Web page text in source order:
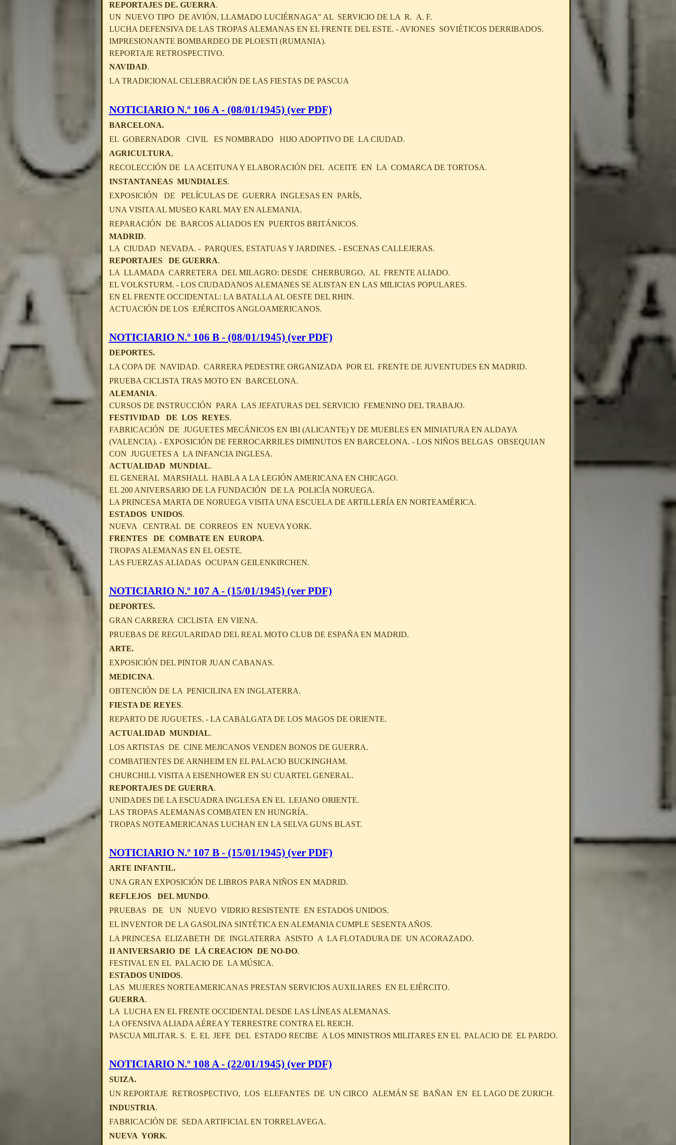
REPORTAJES DE. GUERRA.
UN NUEVO TIPO DE AVIÓN, LLAMADO LUCIÉRNAGA" AL SERVICIO DE LA R. A. F.
LUCHA DEFENSIVA DE LAS TROPAS ALEMANAS EN EL FRENTE DEL ESTE. - AVIONES SOVIÉTICOS DERRIBADOS.
IMPRESIONANTE BOMBARDEO DE PLOESTI (RUMANIA).
REPORTAJE RETROSPECTIVO.
NAVIDAD.
LA TRADICIONAL CELEBRACIÓN DE LAS FIESTAS DE PASCUA
NOTICIARIO N.º 106 A - (08/01/1945) (ver PDF)
BARCELONA.
EL GOBERNADOR CIVIL ES NOMBRADO HIJO ADOPTIVO DE LA CIUDAD.
AGRICULTURA,
RECOLECCIÓN DE LA ACEITUNA Y ELABORACIÓN DEL ACEITE EN LA COMARCA DE TORTOSA.
INSTANTANEAS MUNDIALES.
EXPOSICIÓN DE PELÍCULAS DE GUERRA INGLESAS EN PARÍS,
UNA VISITA AL MUSEO KARL MAY EN ALEMANIA.
REPARACIÓN DE BARCOS ALIADOS EN PUERTOS BRITÁNICOS.
MADRID.
LA CIUDAD NEVADA. - PARQUES, ESTATUAS Y JARDINES. - ESCENAS CALLEJERAS.
REPORTAJES DE GUERRA.
LA LLAMADA CARRETERA DEL MILAGRO: DESDE CHERBURGO, AL FRENTE ALIADO.
EL VOLKSTURM. - LOS CIUDADANOS ALEMANES SE ALISTAN EN LAS MILICIAS POPULARES.
EN EL FRENTE OCCIDENTAL: LA BATALLA AL OESTE DEL RHIN.
ACTUACIÓN DE LOS EJÉRCITOS ANGLOAMERICANOS.
NOTICIARIO N.º 106 B - (08/01/1945) (ver PDF)
DEPORTES.
LA COPA DE NAVIDAD. CARRERA PEDESTRE ORGANIZADA POR EL FRENTE DE JUVENTUDES EN MADRID.
PRUEBA CICLISTA TRAS MOTO EN BARCELONA.
ALEMANIA.
CURSOS DE INSTRUCCIÓN PARA LAS JEFATURAS DEL SERVICIO FEMENINO DEL TRABAJO.
FESTIVIDAD DE LOS REYES.
FABRICACIÓN DE JUGUETES MECÁNICOS EN IBI (ALICANTE) Y DE MUEBLES EN MINIATURA EN ALDAYA
(VALENCIA). - EXPOSICIÓN DE FERROCARRILES DIMINUTOS EN BARCELONA. - LOS NIÑOS BELGAS OBSEQUIAN
CON JUGUETES A LA INFANCIA INGLESA.
ACTUALIDAD MUNDIAL.
EL GENERAL MARSHALL HABLA A LA LEGIÓN AMERICANA EN CHICAGO.
EL 200 ANIVERSARIO DE LA FUNDACIÓN DE LA POLICÍA NORUEGA.
LA PRINCESA MARTA DE NORUEGA VISITA UNA ESCUELA DE ARTILLERÍA EN NORTEAMÉRICA.
ESTADOS UNIDOS.
NUEVA CENTRAL DE CORREOS EN NUEVA YORK.
FRENTES DE COMBATE EN EUROPA.
TROPAS ALEMANAS EN EL OESTE.
LAS FUERZAS ALIADAS OCUPAN GEILENKIRCHEN.
NOTICIARIO N.º 107 A - (15/01/1945) (ver PDF)
DEPORTES.
GRAN CARRERA CICLISTA EN VIENA.
PRUEBAS DE REGULARIDAD DEL REAL MOTO CLUB DE ESPAÑA EN MADRID.
ARTE.
EXPOSICIÓN DEL PINTOR JUAN CABANAS.
MEDICINA.
OBTENCIÓN DE LA PENICILINA EN INGLATERRA.
FIESTA DE REYES.
REPARTO DE JUGUETES. - LA CABALGATA DE LOS MAGOS DE ORIENTE.
ACTUALIDAD MUNDIAL.
LOS ARTISTAS DE CINE MEJICANOS VENDEN BONOS DE GUERRA.
COMBATIENTES DE ARNHEIM EN EL PALACIO BUCKINGHAM.
CHURCHILL VISITA A EISENHOWER EN SU CUARTEL GENERAL.
REPORTAJES DE GUERRA.
UNIDADES DE LA ESCUADRA INGLESA EN EL LEJANO ORIENTE.
LAS TROPAS ALEMANAS COMBATEN EN HUNGRÍA.
TROPAS NOTEAMERICANAS LUCHAN EN LA SELVA GUNS BLAST.
NOTICIARIO N.º 107 B - (15/01/1945) (ver PDF)
ARTE INFANTIL.
UNA GRAN EXPOSICIÓN DE LIBROS PARA NIÑOS EN MADRID.
REFLEJOS DEL MUNDO.
PRUEBAS DE UN NUEVO VIDRIO RESISTENTE EN ESTADOS UNIDOS.
EL INVENTOR DE LA GASOLINA SINTÉTICA EN ALEMANIA CUMPLE SESENTA AÑOS.
LA PRINCESA ELIZABETH DE INGLATERRA ASISTO A LA FLOTADURA DE UN ACORAZADO.
II ANIVERSARIO DE LÁ CREACION DE NO-DO.
FESTIVAL EN EL PALACIO DE LA MÚSICA.
ESTADOS UNIDOS.
LAS MUJERES NORTEAMERICANAS PRESTAN SERVICIOS AUXILIARES EN EL EJÉRCITO.
GUERRA.
LA LUCHA EN EL FRENTE OCCIDENTAL DESDE LAS LÍNEAS ALEMANAS.
LA OFENSIVA ALIADA AÉREA Y TERRESTRE CONTRA EL REICH.
PASCUA MILITAR. S. E. EL JEFE DEL ESTADO RECIBE A LOS MINISTROS MILITARES EN EL PALACIO DE EL PARDO.
NOTICIARIO N.º 108 A - (22/01/1945) (ver PDF)
SUIZA.
UN REPORTAJE RETROSPECTIVO, LOS ELEFANTES DE UN CIRCO ALEMÁN SE BAÑAN EN EL LAGO DE ZURICH.
INDUSTRIA.
FABRICACIÓN DE SEDA ARTIFICIAL EN TORRELAVEGA.
NUEVA YORK.